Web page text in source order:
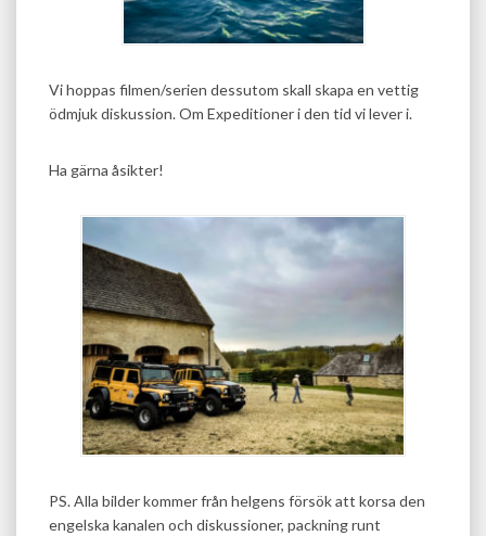
Vi hoppas filmen/serien dessutom skall skapa en vettig
ödmjuk diskussion. Om Expeditioner i den tid vi lever i.
Ha gärna åsikter!
PS. Alla bilder kommer från helgens försök att korsa den
engelska kanalen och diskussioner, packning runt